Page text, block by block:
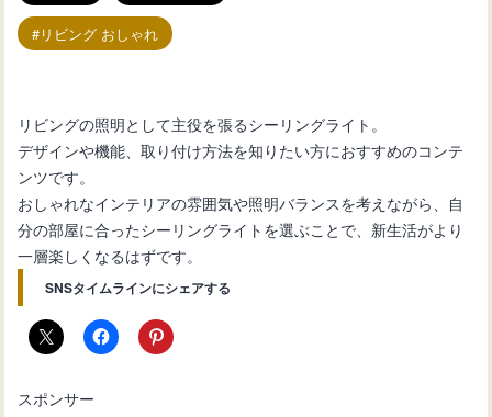
リビング おしゃれ
リビングの照明として主役を張るシーリングライト。
デザインや機能、取り付け方法を知りたい方におすすめのコンテ
ンツです。
おしゃれなインテリアの雰囲気や照明バランスを考えながら、自
分の部屋に合ったシーリングライトを選ぶことで、新生活がより
一層楽しくなるはずです。
SNSタイムラインにシェアする
スポンサー